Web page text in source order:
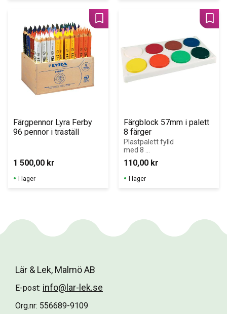
Färgpennor Lyra Ferby
96 pennor i träställ
1 500,00 kr
Lägg till i favoriter
I lager
Färgblock 57mm i palett
8 färger
Plastpalett fylld
med 8
basfärger.
Uppfyller
Upphandlingsmy
ndighetens krav
110,00 kr
I lager
Lär & Lek, Malmö AB
E-post: info@lar-lek.se
Org.nr: 556689-9109